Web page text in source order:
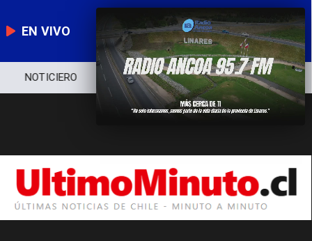
EN VIVO
NOTICIERO POLÍTICA ECONOMÍA